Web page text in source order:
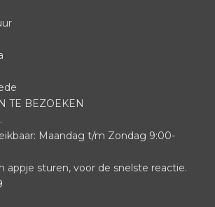
TE BEZOEKEN
Maandag t/m Zondag 9:00-
appje sturen, voor de snelste reactie.